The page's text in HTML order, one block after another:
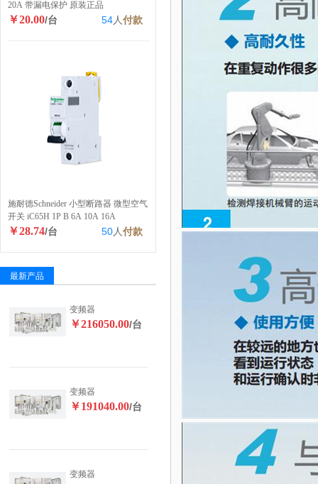
20A 带漏电保护 原装正品
￥20.00/台 54人付款
施耐德Schneider 小型断路器 微型空气
开关 iC65H 1P B 6A 10A 16A
￥28.74/台 50人付款
最新产品
变频器
￥216050.00/台
变频器
￥191040.00/台
变频器